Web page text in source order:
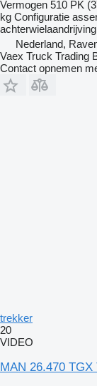
Vermogen 510 PK
kg Configuratie
achterwielaandrijving
Nederland,
Vaex Truck Trading
Contact opnemen
trekker
20
VIDEO
MAN 26.470